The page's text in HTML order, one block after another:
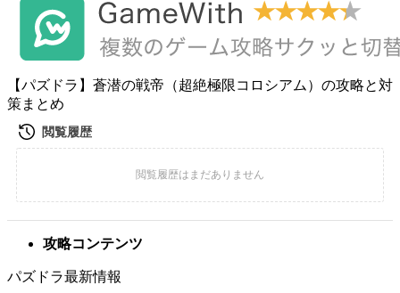
【パズドラ】蒼潜の戦帝（超絶極限コロシアム）の攻略と対
策まとめ
攻略コンテンツ
パズドラ最新情報